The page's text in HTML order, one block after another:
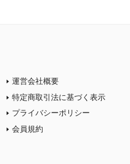
運営会社概要
特定商取引法に基づく表示
プライバシーポリシー
会員規約